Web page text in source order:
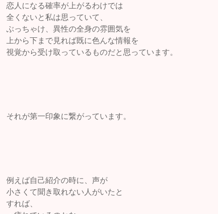
恋人になる確率が上がるわけでは
全くないと私は思っていて、
ぶっちゃけ、異性の全身の雰囲気を
上から下まで見れば既に色んな情報を
視覚から受け取っているものだと思っています。
それが第一印象に繋がっています。
例えば自己紹介の時に、声が
小さくて聞き取れない人がいたと
すれば、